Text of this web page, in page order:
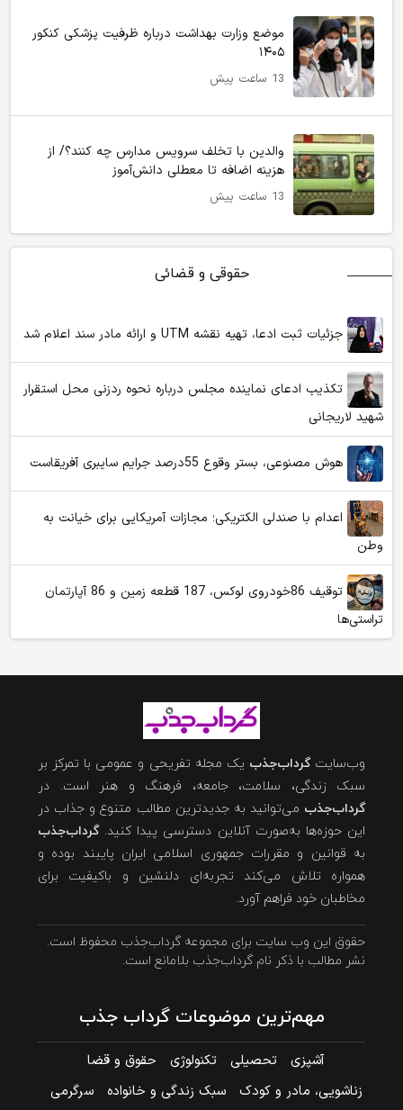
موضع وزارت بهداشت درباره ظرفیت پزشکی کنکور
۱۴۰۵
13 ساعت پیش
والدین با تخلف سرویس مدارس چه کنند؟/ از
هزینه اضافه تا معطلی دانش‌آموز
13 ساعت پیش
حقوقی و قضائی
جزئیات ثبت ادعا، تهیه نقشه UTM و ارائه مادر سند اعلام شد
تکذیب ادعای نماینده مجلس درباره نحوه ردزنی محل استقرار
شهید لاریجانی
هوش مصنوعی، بستر وقوع 55درصد جرایم سایبری آفریقاست
اعدام با صندلی الکتریکی؛ مجازات آمریکایی برای خیانت به
وطن
توقیف 86خودروی لوکس، 187 قطعه زمین و 86 آپارتمان
تراستی‌ها
وب‌سایتگرداب‌جذب یک مجله تفریحی و عمومی با تمرکز بر
سبک زندگی، سلامت، جامعه، فرهنگ و هنر است. در
گرداب‌جذب می‌توانید به جدیدترین مطالب متنوع و جذاب در
این حوزه‌ها به‌صورت آنلاین دسترسی پیدا کنید.گرداب‌جذب
به قوانین و مقررات جمهوری اسلامی ایران پایبند بوده و
همواره تلاش می‌کند تجربه‌ای دلنشین و باکیفیت برای
مخاطبان خود فراهم آورد.
حقوق این وب سایت برای مجموعه گرداب‌جذب محفوظ است.
نشر مطالب با ذکر نام گرداب‌جذب بلامانع است.
مهم‌ترین موضوعات گرداب جذب
آشپزی تحصیلی تکنولوژی
حقوق و قضا
زناشویی، مادر و کودک
سبک زندگی و خانواده
سرگرمی